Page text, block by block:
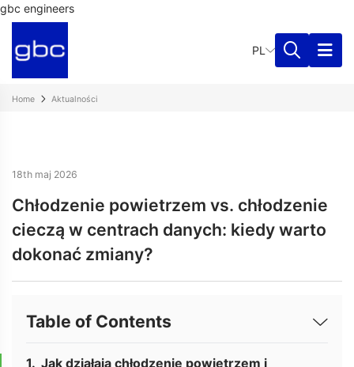
gbc engineers
PL
Home Aktualności
18th maj 2026
Chłodzenie powietrzem vs. chłodzenie
cieczą w centrach danych: kiedy warto
dokonać zmiany?
Table of Contents
Jak działają chłodzenie powietrzem i